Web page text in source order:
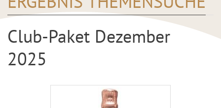
Club-Paket Dezember
2025